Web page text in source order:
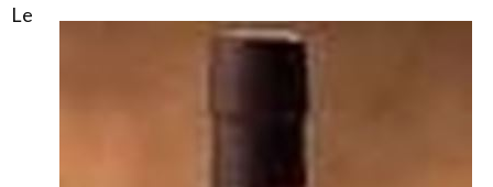
Le